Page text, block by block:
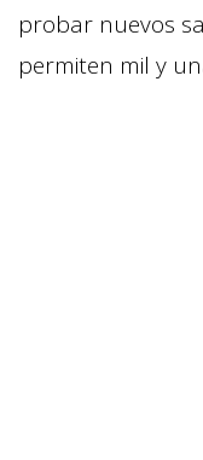
probar nuevos
permiten mil y